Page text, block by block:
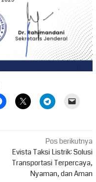
Pos berikutnya
Evista Taksi Listrik: Solusi
Transportasi Terpercaya,
Nyaman, dan Aman